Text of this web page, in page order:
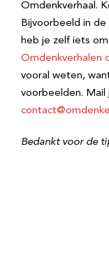
Omdenkverhaal.
Bijvoorbeeld in
heb je zelf iets
Omdenkverhalen
vooral weten,
voorbeelden. Mail
Bedankt voor de